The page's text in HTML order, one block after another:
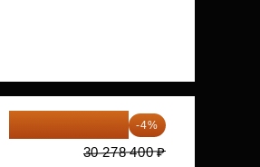
29 067 264 ₽ -4%
30 278 400 ₽